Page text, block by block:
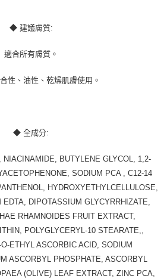
◆ 建議膚質:
適合所有膚質。
性、油性、乾燥肌膚使用。
◆ 全成分:
NIACINAMIDE, BUTYLENE GLYCOL, 1,2-
SODIUM PCA , C12-14
HYDROXYETHYLCELLULOSE,
DIPOTASSIUM GLYCYRRHIZATE,
RHAMNOIDES FRUIT EXTRACT,
POLYGLYCERYL-10 STEARATE,,
ETHYL ASCORBIC ACID, SODIUM
ASCORBYL PHOSPHATE, ASCORBYL
(OLIVE) LEAF EXTRACT, ZINC PCA,